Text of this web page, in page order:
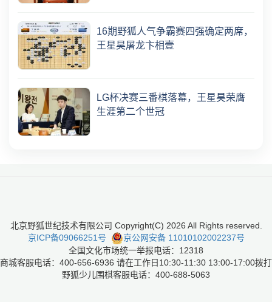
16期野狐人气争霸赛四强确定两席，
王星昊屠龙卞相壹
LG杯决赛三番棋落幕，王星昊荣膺
生涯第二个世冠
北京野狐世纪技术有限公司 Copyright(C) 2026 All Rights reserved.
京ICP备09066251号
京公网安备 11010102002237号
全国文化市场统一举报电话：12318
商城客服电话：400-656-6936 请在工作日10:30-11:30 13:00-17:00拨打
野狐少儿围棋客服电话：400-688-5063